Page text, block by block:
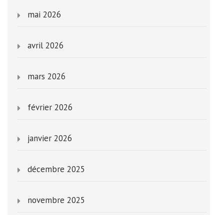
mai 2026
avril 2026
mars 2026
février 2026
janvier 2026
décembre 2025
novembre 2025